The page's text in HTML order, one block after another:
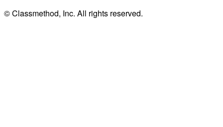
© Classmethod, Inc. All rights reserved.